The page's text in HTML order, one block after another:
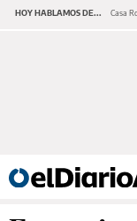
HOY HABLAMOS DE... Casa